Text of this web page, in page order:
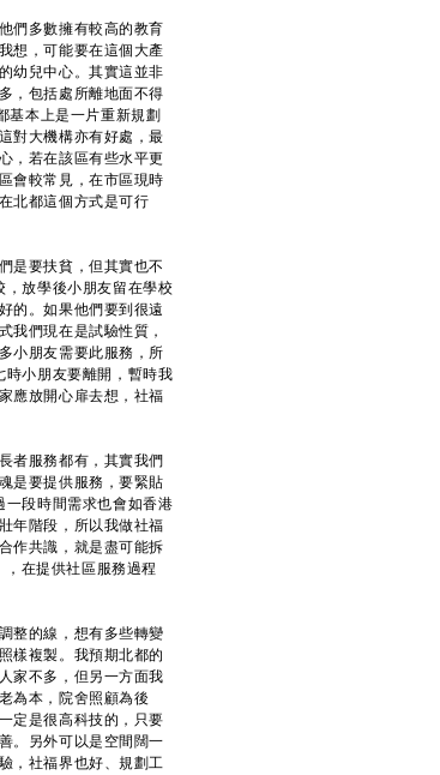
們多數擁有較高的教育
想，可能要在這個大產
幼兒中心。其實這並非
，包括處所離地面不得
基本上是一片重新規劃
對大機構亦有好處，最
，若在該區有些水平更
會較常見，在市區現時
北都這個方式是可行
是要扶貧，但其實也不
放學後小朋友留在學校
的。如果他們要到很遠
我們現在是試驗性質，
小朋友需要此服務，所
小朋友要離開，暫時我
應放開心扉去想，社福
者服務都有，其實我們
是要提供服務，要緊貼
段時間需求也會如香港
年階段，所以我做社福
作共識，就是盡可能拆
在提供社區服務過程
整的線，想有多些轉變
樣複製。我預期北都的
家不多，但另一方面我
為本，院舍照顧為後
定是很高科技的，只要
。另外可以是空間闊一
，社福界也好、規劃工